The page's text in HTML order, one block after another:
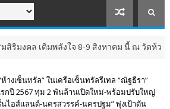
พลังใจ 8-9 สิงหาคม นี้ ณ วัดห้วยมงคล จังหวั
างเซ็นทรัล” ในเครือเซ็นทรัลรีเทล “ณัฐธีรา”
กปี 2567 ทุ่ม 2 พันล้านเปิดใหม่-พร้อมปรับใหญ่
ไอส์แลนด์-นครสวรรค์-นครปฐม” พุ่งเป้าดัน